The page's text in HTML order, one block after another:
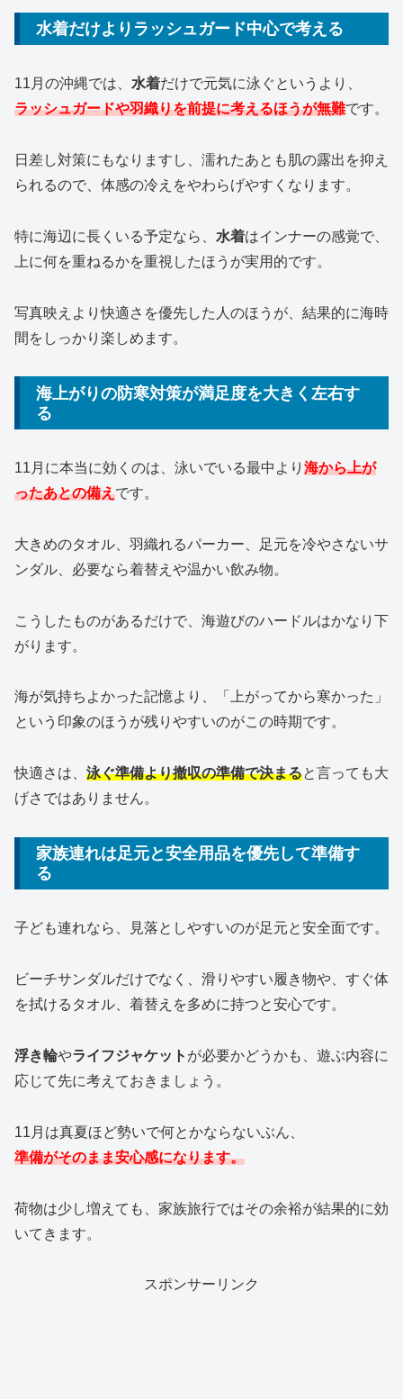
水着だけよりラッシュガード中心で考える
11月の沖縄では、 水着だけで元気に泳ぐというより、
ラッシュガードや羽織りを前提に考えるほうが無難です。
日差し対策にもなりますし、濡れたあとも肌の露出を抑え
られるので、体感の冷えをやわらげやすくなります。
特に海辺に長くいる予定なら、 水着はインナーの感覚で、
上に何を重ねるかを重視したほうが実用的です。
写真映えより快適さを優先した人のほうが、結果的に海時
間をしっかり楽しめます。
海上がりの防寒対策が満足度を大きく左右す
る
11月に本当に効くのは、泳いでいる最中より 海から上が
ったあとの備えです。
大きめのタオル、羽織れるパーカー、足元を冷やさないサ
ンダル、必要なら着替えや温かい飲み物。
こうしたものがあるだけで、海遊びのハードルはかなり下
がります。
海が気持ちよかった記憶より、「上がってから寒かった」
という印象のほうが残りやすいのがこの時期です。
快適さは、 泳ぐ準備より撤収の準備で決まると言っても大
げさではありません。
家族連れは足元と安全用品を優先して準備す
る
子ども連れなら、見落としやすいのが足元と安全面です。
ビーチサンダルだけでなく、滑りやすい履き物や、すぐ体
を拭けるタオル、着替えを多めに持つと安心です。
浮き輪やライフジャケット が必要かどうかも、遊ぶ内容に
応じて先に考えておきましょう。
11月は真夏ほど勢いで何とかならないぶん、
準備がそのまま安心感になります。
荷物は少し増えても、家族旅行ではその余裕が結果的に効
いてきます。
スポンサーリンク